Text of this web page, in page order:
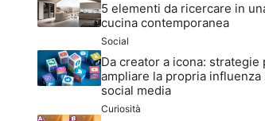
5 elementi da ricercare in
cucina contemporanea
Social
Da creator a icona: strategie
ampliare la propria influenza
social media
Curiosità